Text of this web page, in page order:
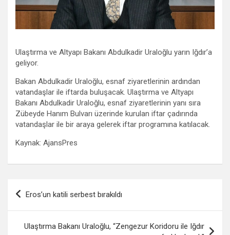
Ulaştırma ve Altyapı Bakanı Abdulkadir Uraloğlu yarın Iğdır’a
geliyor.
Bakan Abdulkadir Uraloğlu, esnaf ziyaretlerinin ardından
vatandaşlar ile iftarda buluşacak. Ulaştırma ve Altyapı
Bakanı Abdulkadir Uraloğlu, esnaf ziyaretlerinin yanı sıra
Zübeyde Hanım Bulvarı üzerinde kurulan iftar çadırında
vatandaşlar ile bir araya gelerek iftar programına katılacak.
Kaynak: AjansPres
Yazı
Eros’un katili serbest bırakıldı
Ulaştırma Bakanı Uraloğlu, “Zengezur Koridoru ile Iğdır